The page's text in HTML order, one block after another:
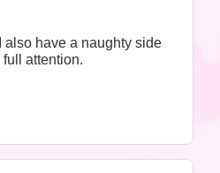
also have a naughty side
attention.